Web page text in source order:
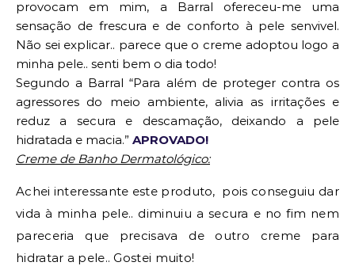
provocam em mim, a Barral ofereceu-me uma
sensação de frescura e de conforto à pele senvivel.
Não sei explicar.. parece que o creme adoptou logo a
minha pele.. senti bem o dia todo!
Segundo a Barral “Para além de proteger contra os
agressores do meio ambiente, alivia as irritações e
reduz a secura e descamação, deixando a pele
hidratada e macia.” APROVADO!
Creme de Banho Dermatológico:
Achei interessante este produto, pois conseguiu dar
vida à minha pele.. diminuiu a secura e no fim nem
pareceria que precisava de outro creme para
hidratar a pele.. Gostei muito!